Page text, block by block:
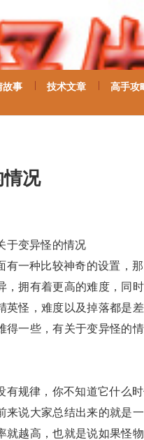
故事 技术文章
高手攻
情况
于变异怪的情况
有一种比较神奇的设置，
，拥有着更高的难度，同
英怪，难度以及掉落都是
得一些，有关于变异怪的
有规律，你不知道它什么
来说大家总结出来的就是
就越高，也就是说如果怪